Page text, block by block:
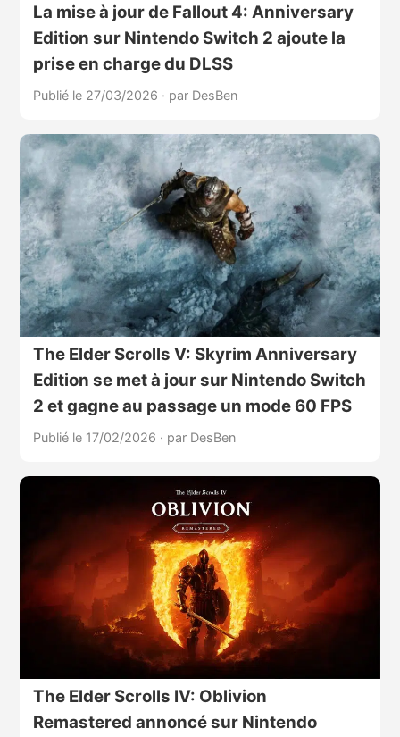
La mise à jour de Fallout 4: Anniversary
Edition sur Nintendo Switch 2 ajoute la
prise en charge du DLSS
Publié le 27/03/2026 · par DesBen
The Elder Scrolls V: Skyrim Anniversary
Edition se met à jour sur Nintendo Switch
2 et gagne au passage un mode 60 FPS
Publié le 17/02/2026 · par DesBen
The Elder Scrolls IV: Oblivion
Remastered annoncé sur Nintendo